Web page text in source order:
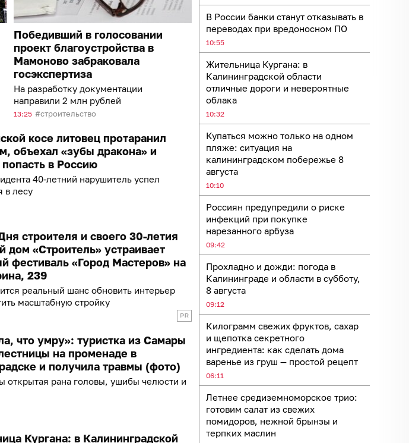
В России банки станут отказывать в
переводах при вредоносном ПО
10:55
Жительница Кургана: в
Калининградской области
отличные дороги и невероятные
облака
10:32
Купаться можно только на одном
пляже: ситуация на
калининградском побережье 8
августа
10:10
Россиян предупредили о риске
инфекций при покупке
нарезанного арбуза
09:42
Прохладно и дожди: погода в
Калининграде и области в субботу,
8 августа
09:12
Килограмм свежих фруктов, сахар
и щепотка секретного
ингредиента: как сделать дома
варенье из груш — простой рецепт
06:11
Летнее средиземноморское трио:
готовим салат из свежих
помидоров, нежной брынзы и
терпких маслин
Победивший в голосовании
проект благоустройства в
Мамоново забраковала
госэкспертиза
На разработку документации
направили 2 млн рублей
13:25 строительство
косе литовец протаранил
объехал «зубы дракона» и
в Россию
40-летний нарушитель успел
в лесу
строителя и своего 30-летия
дом «Строитель» устраивает
фестиваль «Город Мастеров» на
239
реальный шанс обновить интерьер
масштабную стройку
что умру»: туристка из Самары
на променаде в
и получила травмы (фото)
рана головы, ушибы челюсти и
Кургана: в Калининградской